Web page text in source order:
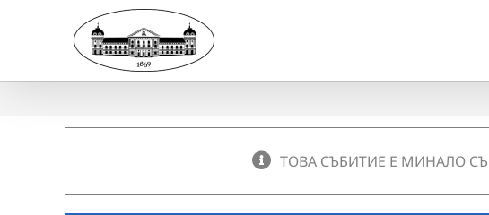
ТОВА СЪБИТИЕ Е МИНАЛО